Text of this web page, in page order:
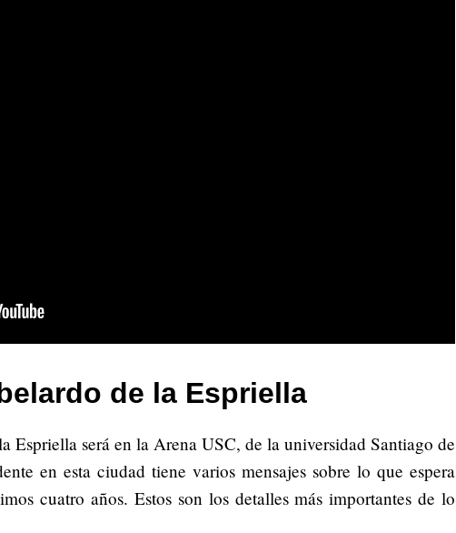
de la Espriella
Espriella será en la Arena USC, de la universidad Santiago de
en esta ciudad tiene varios mensajes sobre lo que espera
cuatro años. Estos son los detalles más importantes de lo